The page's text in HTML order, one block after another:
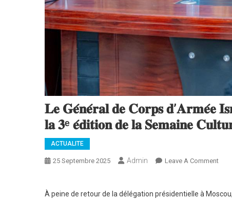
𝐋𝐞 𝐆𝐞́𝐧𝐞́𝐫𝐚𝐥 𝐝𝐞 𝐂𝐨𝐫𝐩𝐬 𝐝’𝐀𝐫𝐦𝐞́𝐞
𝐥𝐚 𝟑ᵉ 𝐞́𝐝𝐢𝐭𝐢𝐨𝐧 𝐝𝐞 𝐥𝐚 𝐒𝐞𝐦𝐚𝐢𝐧𝐞
ACTUALITE
25 Septembre 2025 Admin Leave A CommentOn
𝐝𝐞
À peine de retour de la délégation présidentielle à